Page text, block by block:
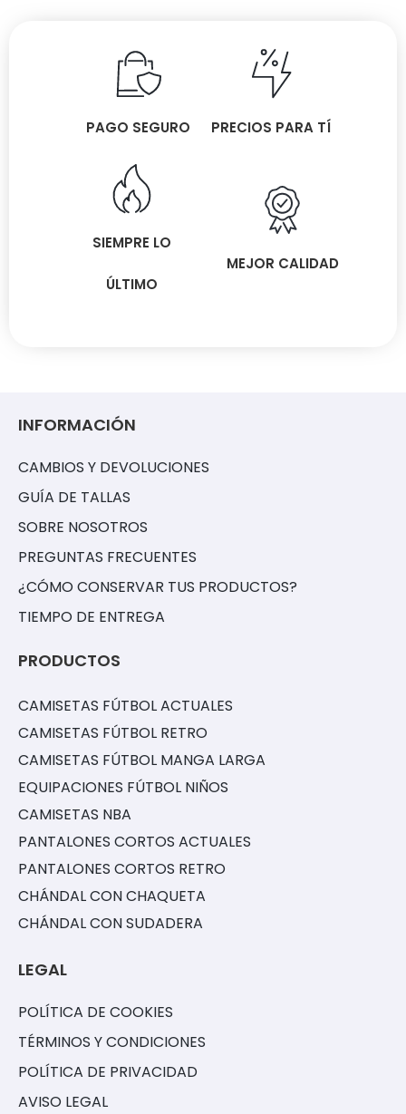
PAGO SEGURO PRECIOS PARA TÍ
SIEMPRE LO
ÚLTIMO
MEJOR CALIDAD
INFORMACIÓN
CAMBIOS Y DEVOLUCIONES
GUÍA DE TALLAS
SOBRE NOSOTROS
PREGUNTAS FRECUENTES
¿CÓMO CONSERVAR TUS PRODUCTOS?
TIEMPO DE ENTREGA
PRODUCTOS
CAMISETAS FÚTBOL ACTUALES
CAMISETAS FÚTBOL RETRO
CAMISETAS FÚTBOL MANGA LARGA
EQUIPACIONES FÚTBOL NIÑOS
CAMISETAS NBA
PANTALONES CORTOS ACTUALES
PANTALONES CORTOS RETRO
CHÁNDAL CON CHAQUETA
CHÁNDAL CON SUDADERA
LEGAL
POLÍTICA DE COOKIES
TÉRMINOS Y CONDICIONES
POLÍTICA DE PRIVACIDAD
AVISO LEGAL